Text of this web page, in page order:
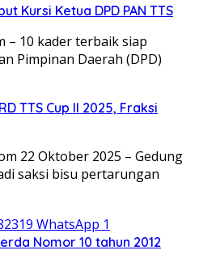
Kursi Ketua DPD PAN TTS
– 10 kader terbaik siap
Pimpinan Daerah (DPD)
TTS Cup II 2025, Fraksi
22 Oktober 2025 – Gedung
saksi bisu pertarungan
Nomor 10 tahun 2012